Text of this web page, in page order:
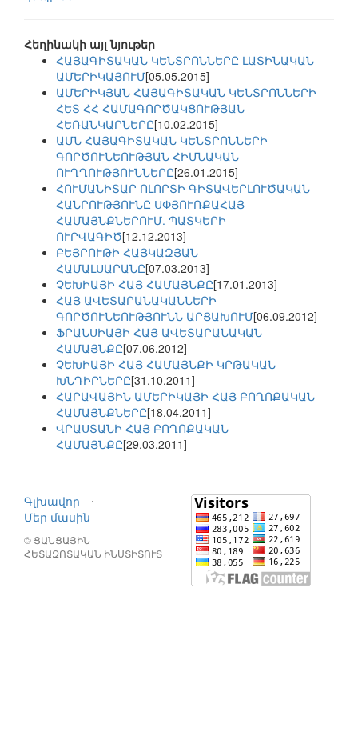
Հեղինակի այլ նյութեր
ՀԱՅԱԳԻՏԱԿԱՆ ԿԵՆՏՐՈՆՆԵՐԸ ԼԱՏԻՆԱԿԱՆ
ԱՄԵՐԻԿԱՅՈՒՄ[05.05.2015]
ԱՄԵՐԻԿՅԱՆ ՀԱՅԱԳԻՏԱԿԱՆ ԿԵՆՏՐՈՆՆԵՐԻ
ՀԵՏ ՀՀ ՀԱՄԱԳՈՐԾԱԿՑՈՒԹՅԱՆ
ՀԵՌԱՆԿԱՐՆԵՐԸ[10.02.2015]
ԱՄՆ ՀԱՅԱԳԻՏԱԿԱՆ ԿԵՆՏՐՈՆՆԵՐԻ
ԳՈՐԾՈՒՆԵՈՒԹՅԱՆ ՀԻՄՆԱԿԱՆ
ՈՒՂՂՈՒԹՅՈՒՆՆԵՐԸ[26.01.2015]
ՀՈՒՄԱՆԻՏԱՐ ՈԼՈՐՏԻ ԳԻՏԱՎԵՐԼՈՒԾԱԿԱՆ
ՀԱՆՐՈՒԹՅՈՒՆԸ ՍՓՅՈՒՌՔԱՀԱՅ
ՀԱՄԱՅՆՔՆԵՐՈՒՄ. ՊԱՏԿԵՐԻ
ՈՒՐՎԱԳԻԾ[12.12.2013]
ԲԵՅՐՈՒԹԻ ՀԱՅԿԱԶՅԱՆ
ՀԱՄԱԼՍԱՐԱՆԸ[07.03.2013]
ՉԵԽԻԱՅԻ ՀԱՅ ՀԱՄԱՅՆՔԸ[17.01.2013]
ՀԱՅ ԱՎԵՏԱՐԱՆԱԿԱՆՆԵՐԻ
ԳՈՐԾՈՒՆԵՈՒԹՅՈՒՆՆ ԱՐՑԱԽՈՒՄ[06.09.2012]
ՖՐԱՆՍԻԱՅԻ ՀԱՅ ԱՎԵՏԱՐԱՆԱԿԱՆ
ՀԱՄԱՅՆՔԸ[07.06.2012]
ՉԵԽԻԱՅԻ ՀԱՅ ՀԱՄԱՅՆՔԻ ԿՐԹԱԿԱՆ
ԽՆԴԻՐՆԵՐԸ[31.10.2011]
ՀԱՐԱՎԱՅԻՆ ԱՄԵՐԻԿԱՅԻ ՀԱՅ ԲՈՂՈՔԱԿԱՆ
ՀԱՄԱՅՆՔՆԵՐԸ[18.04.2011]
ՎՐԱՍՏԱՆԻ ՀԱՅ ԲՈՂՈՔԱԿԱՆ
ՀԱՄԱՅՆՔԸ[29.03.2011]
Գլխավոր
⋅
Մեր մասին
© ՑԱՆՑԱՅԻՆ
ՀԵՏԱԶՈՏԱԿԱՆ ԻՆՍՏԻՏՈՒՏ